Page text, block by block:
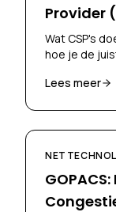
Provider
Wat CSP's
hoe je de
Lees meer